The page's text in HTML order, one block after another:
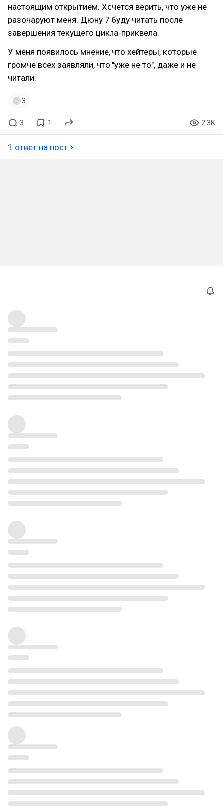
настоящим открытием. Хочется верить, что уже не
разочаруют меня. Дюну 7 буду читать после
завершения текущего цикла-приквела.
У меня появилось мнение, что хейтеры, которые
громче всех заявляли, что "уже не то", даже и не
читали.
3
3 1 2.3K
1 ответ на пост